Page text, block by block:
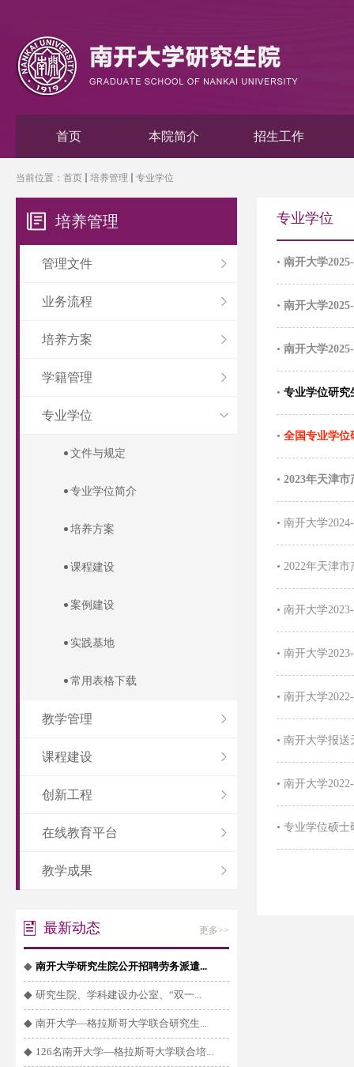
首页 本院简介 招生工作
当前位置： 首页 培养管理 专业学位
培养管理
管理文件
业务流程
培养方案
学籍管理
专业学位
文件与规定
专业学位简介
培养方案
课程建设
案例建设
实践基地
常用表格下载
教学管理
课程建设
创新工程
在线教育平台
教学成果
最新动态 更多>>
◆ 南开大学研究生院公开招聘劳务派遣...
◆ 研究生院、学科建设办公室、“双一...
◆ 南开大学—格拉斯哥大学联合研究生...
◆ 126名南开大学—格拉斯哥大学联合培...
专业学位
• 南开大学
• 南开大学
• 南开大学
• 专业学位研究
• 全国专业学位
• 2023年天津
• 南开大学
• 2022年天津
• 南开大学
• 南开大学
• 南开大学
• 南开大学报送
• 南开大学
• 专业学位硕士